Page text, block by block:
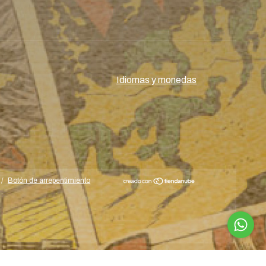
Idiomas y monedas
/ Botón de arrepentimiento